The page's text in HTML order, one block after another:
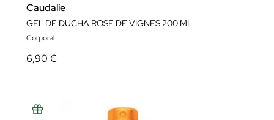
Caudalie
GEL DE DUCHA ROSE DE VIGNES 200 ML
Corporal
6,90 €